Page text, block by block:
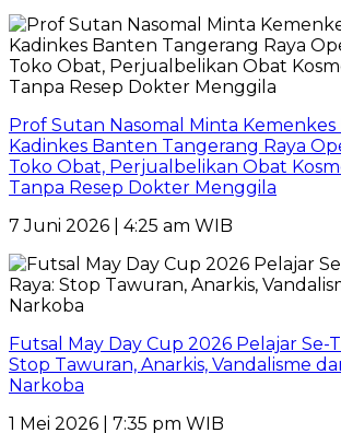
Prof Sutan Nasomal Minta Kemenkes
Kadinkes Banten Tangerang Raya
Toko Obat, Perjualbelikan Obat
Tanpa Resep Dokter Menggila
7 Juni 2026 | 4:25 am WIB
Futsal May Day Cup 2026 Pelajar Se-
Stop Tawuran, Anarkis, Vandalisme
Narkoba
1 Mei 2026 | 7:35 pm WIB